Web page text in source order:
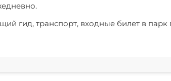
гид, транспорт, входные билет в парк